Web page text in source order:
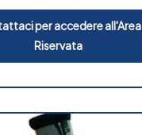
per accedere all'Area
Riservata